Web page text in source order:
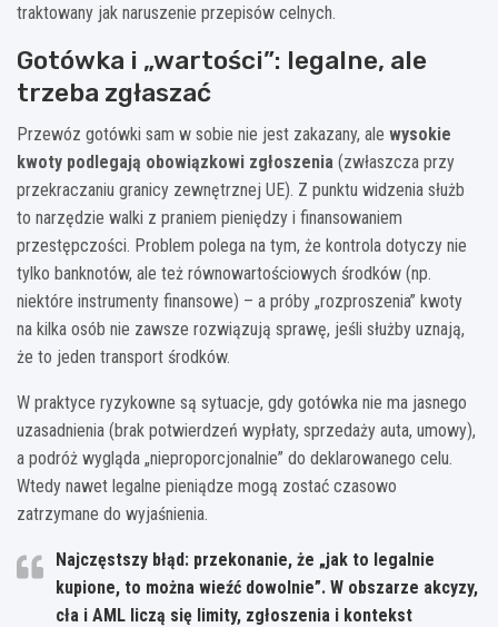
traktowany jak naruszenie przepisów celnych.
Gotówka i „wartości”: legalne, ale
trzeba zgłaszać
Przewóz gotówki sam w sobie nie jest zakazany, ale wysokie
kwoty podlegają obowiązkowi zgłoszenia (zwłaszcza przy
przekraczaniu granicy zewnętrznej UE). Z punktu widzenia służb
to narzędzie walki z praniem pieniędzy i finansowaniem
przestępczości. Problem polega na tym, że kontrola dotyczy nie
tylko banknotów, ale też równowartościowych środków (np.
niektóre instrumenty finansowe) – a próby „rozproszenia” kwoty
na kilka osób nie zawsze rozwiązują sprawę, jeśli służby uznają,
że to jeden transport środków.
W praktyce ryzykowne są sytuacje, gdy gotówka nie ma jasnego
uzasadnienia (brak potwierdzeń wypłaty, sprzedaży auta, umowy),
a podróż wygląda „nieproporcjonalnie” do deklarowanego celu.
Wtedy nawet legalne pieniądze mogą zostać czasowo
zatrzymane do wyjaśnienia.
Najczęstszy błąd: przekonanie, że „jak to legalnie
kupione, to można wieźć dowolnie”. W obszarze akcyzy,
cła i AML liczą się limity, zgłoszenia i kontekst